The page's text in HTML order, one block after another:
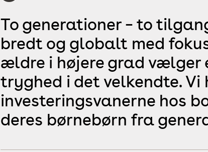
To generationer – to
bredt og globalt med
ældre i højere grad vælger
tryghed i det velkendte. Vi
investeringsvanerne hos
deres børnebørn fra